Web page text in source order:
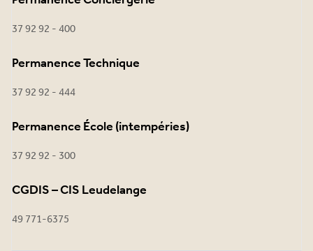
37 92 92 - 400
Permanence Technique
37 92 92 - 444
Permanence École (intempéries)
37 92 92 - 300
CGDIS – CIS Leudelange
49 771-6375